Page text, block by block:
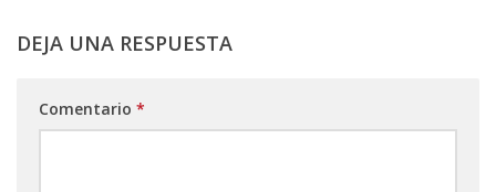
DEJA UNA RESPUESTA
Comentario *